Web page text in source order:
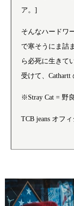
ア。]
そんなハードワ
で寒そうにま詰
ら必死に生きて
受けて、Cathartt
※Stray Cat = 野
TCB jeans オフ